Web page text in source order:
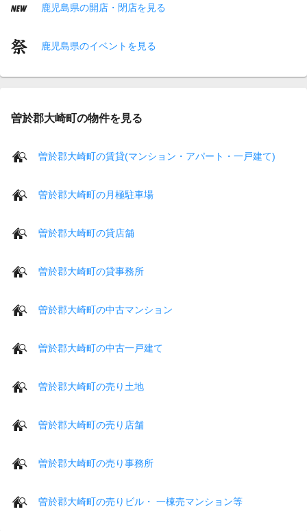
鹿児島県の開店・閉店を見る
鹿児島県のイベントを見る
曽於郡大崎町の物件を見る
曽於郡大崎町の賃貸(マンション・アパート・一戸建て)
曽於郡大崎町の月極駐車場
曽於郡大崎町の貸店舗
曽於郡大崎町の貸事務所
曽於郡大崎町の中古マンション
曽於郡大崎町の中古一戸建て
曽於郡大崎町の売り土地
曽於郡大崎町の売り店舗
曽於郡大崎町の売り事務所
曽於郡大崎町の売りビル・ 一棟売マンション等